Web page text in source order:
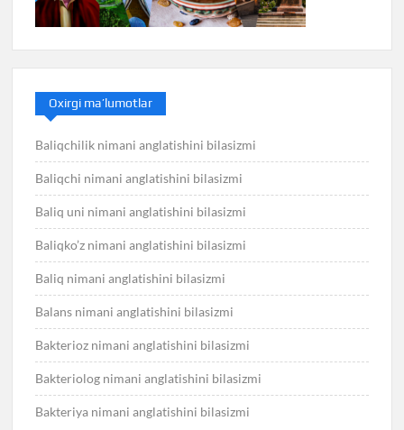
Oxirgi ma’lumotlar
Baliqchilik nimani anglatishini bilasizmi
Baliqchi nimani anglatishini bilasizmi
Baliq uni nimani anglatishini bilasizmi
Baliqko’z nimani anglatishini bilasizmi
Baliq nimani anglatishini bilasizmi
Balans nimani anglatishini bilasizmi
Bakterioz nimani anglatishini bilasizmi
Bakteriolog nimani anglatishini bilasizmi
Bakteriya nimani anglatishini bilasizmi